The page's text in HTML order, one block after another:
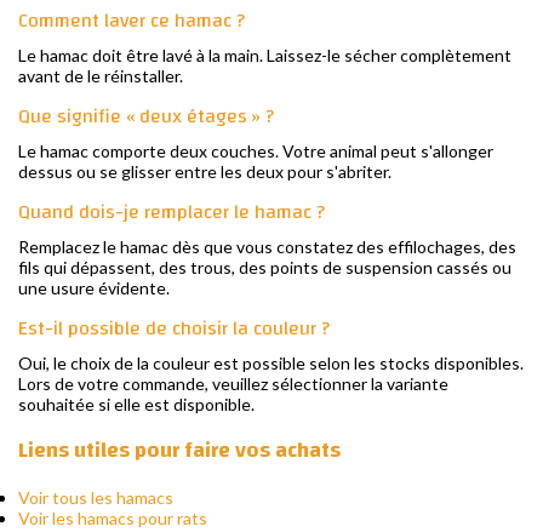
Comment laver ce hamac ?
Le hamac doit être lavé à la main. Laissez-le sécher complètement
avant de le réinstaller.
Que signifie « deux étages » ?
Le hamac comporte deux couches. Votre animal peut s'allonger
dessus ou se glisser entre les deux pour s'abriter.
Quand dois-je remplacer le hamac ?
Remplacez le hamac dès que vous constatez des effilochages, des
fils qui dépassent, des trous, des points de suspension cassés ou
une usure évidente.
Est-il possible de choisir la couleur ?
Oui, le choix de la couleur est possible selon les stocks disponibles.
Lors de votre commande, veuillez sélectionner la variante
souhaitée si elle est disponible.
Liens utiles pour faire vos achats
Voir tous les hamacs
Voir les hamacs pour rats